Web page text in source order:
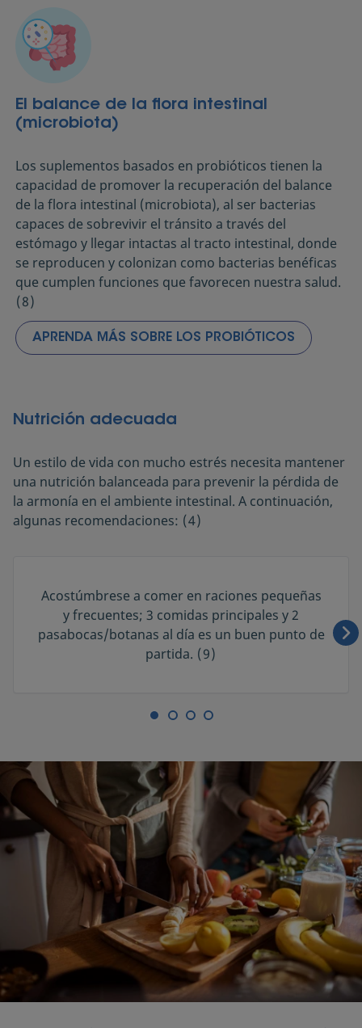
El balance de la flora intestinal
(microbiota)
Los suplementos basados en probióticos tienen la
capacidad de promover la recuperación del balance
de la flora intestinal (microbiota), al ser bacterias
capaces de sobrevivir el tránsito a través del
estómago y llegar intactas al tracto intestinal, donde
se reproducen y colonizan como bacterias benéficas
que cumplen funciones que favorecen nuestra salud.
(8)
APRENDA MÁS SOBRE LOS PROBIÓTICOS
Nutrición adecuada
Un estilo de vida con mucho estrés necesita mantener
una nutrición balanceada para prevenir la pérdida de
la armonía en el ambiente intestinal. A continuación,
algunas recomendaciones: (4)
Acostúmbrese a comer en raciones pequeñas
y frecuentes; 3 comidas principales y 2
pasabocas/botanas al día es un buen punto de
partida. (9)